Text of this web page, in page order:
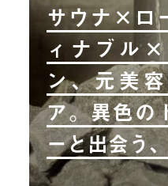
サウナ×ロ
ィナブル
ン、元美
ア。異色の
ーと出会う